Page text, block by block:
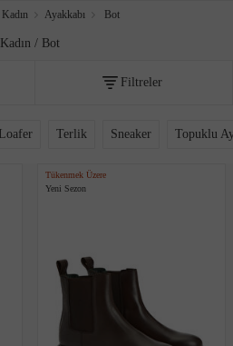
Kadın Ayakkabı Bot
Kadın / Bot
Filtreler
Loafer Terlik Sneaker Topuklu
Tükenmek Üzere
Yeni Sezon